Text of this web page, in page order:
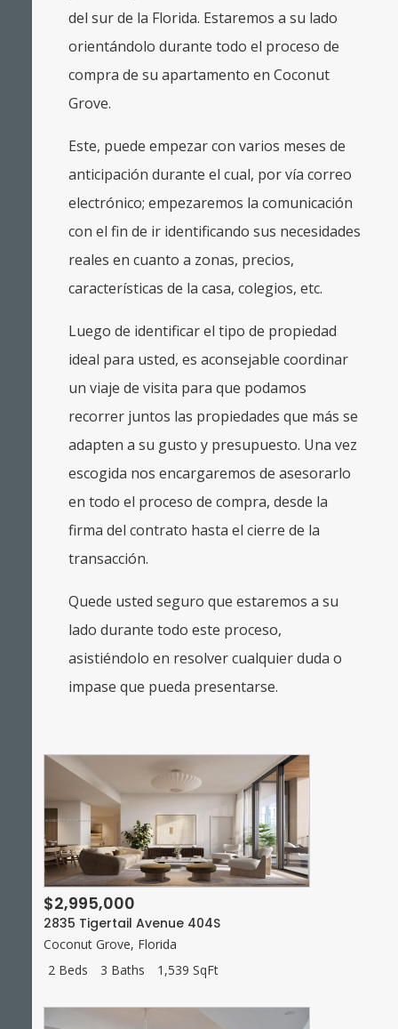
del sur de la Florida. Estaremos a su lado
orientándolo durante todo el proceso de
compra de su apartamento en Coconut
Grove.
Este, puede empezar con varios meses de
anticipación durante el cual, por vía correo
electrónico; empezaremos la comunicación
con el fin de ir identificando sus necesidades
reales en cuanto a zonas, precios,
características de la casa, colegios, etc.
Luego de identificar el tipo de propiedad
ideal para usted, es aconsejable coordinar
un viaje de visita para que podamos
recorrer juntos las propiedades que más se
adapten a su gusto y presupuesto. Una vez
escogida nos encargaremos de asesorarlo
en todo el proceso de compra, desde la
firma del contrato hasta el cierre de la
transacción.
Quede usted seguro que estaremos a su
lado durante todo este proceso,
asistiéndolo en resolver cualquier duda o
impase que pueda presentarse.
$2,995,000
2835 Tigertail Avenue 404S
Coconut Grove, Florida
2 Beds
3 Baths 1,539 SqFt